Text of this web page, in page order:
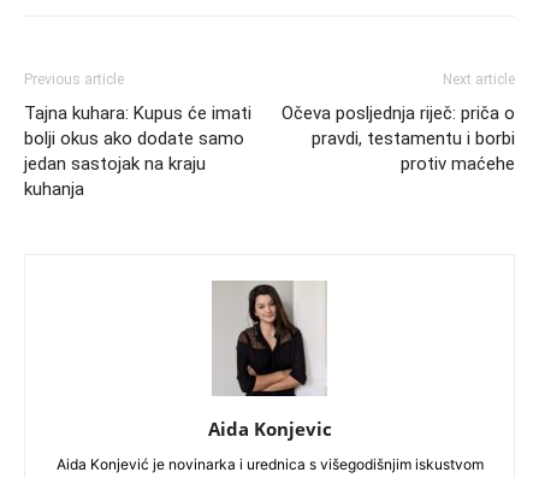
Previous article
Tajna kuhara: Kupus će imati
bolji okus ako dodate samo
jedan sastojak na kraju
kuhanja
Next article
Očeva posljednja riječ: priča o
pravdi, testamentu i borbi
protiv maćehe
Aida Konjevic
Aida Konjević je novinarka i urednica s višegodišnjim iskustvom